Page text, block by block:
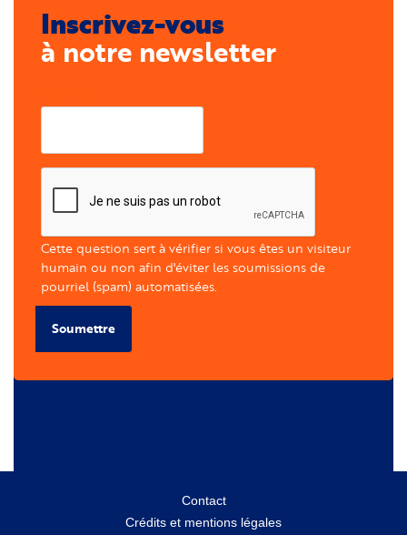
Inscrivez-vous
à notre newsletter
Cette question sert à vérifier si vous êtes un visiteur
humain ou non afin d'éviter les soumissions de
pourriel (spam) automatisées.
Soumettre
Contact
Crédits et mentions légales